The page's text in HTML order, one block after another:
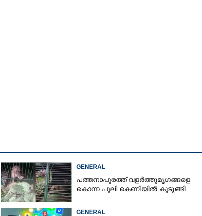
GENERAL
പത്തനാപുരത്ത് വളർത്തുമൃഗങ്ങളെ
കൊന്ന പുലി കെണിയിൽ കുടുങ്ങി
GENERAL